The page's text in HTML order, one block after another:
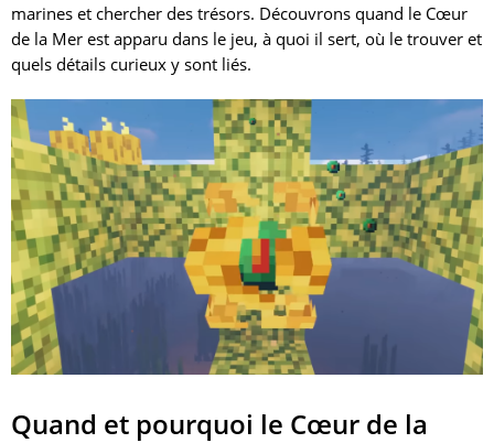
marines et chercher des trésors. Découvrons quand le Cœur
de la Mer est apparu dans le jeu, à quoi il sert, où le trouver et
quels détails curieux y sont liés.
Quand et pourquoi le Cœur de la